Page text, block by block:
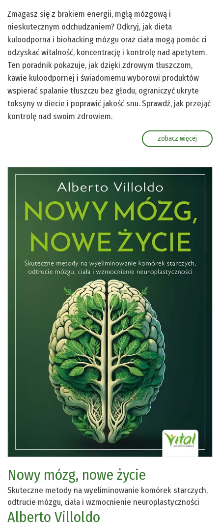
Zmagasz się z brakiem energii, mgłą mózgową i
nieskutecznym odchudzaniem? Odkryj, jak dieta
kuloodporna i biohacking mózgu oraz ciała mogą pomóc ci
odzyskać witalność, koncentrację i kontrolę nad apetytem.
Ten poradnik pokazuje, jak dzięki zdrowym tłuszczom,
kawie kuloodpornej i świadomemu wyborowi produktów
wspierać spalanie tłuszczu bez głodu, ograniczyć ukryte
toksyny w diecie i poprawić jakość snu. Sprawdź, jak przejąć
kontrolę nad swoim zdrowiem.
zobacz więcej
Nowy mózg, nowe życie
Skuteczne metody na wyeliminowanie komórek starczych,
odtrucie mózgu, ciała i wzmocnienie neuroplastyczności
Alberto Villoldo